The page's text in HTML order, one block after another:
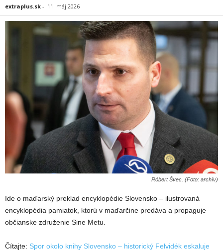
extraplus.sk - 11. máj 2026
Róbert Švec. (Foto: archív)
Ide o maďarský preklad encyklopédie Slovensko – ilustrovaná
encyklopédia pamiatok, ktorú v maďarčine predáva a propaguje
občianske združenie Sine Metu.
Čítajte: Spor okolo knihy Slovensko – historický Felvidék eskaluje